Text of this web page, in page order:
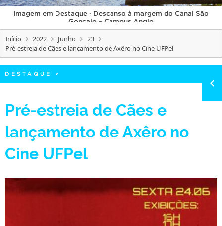
OUVIDORIA
PORTARIAS
TELEFONES
Imagem em Destaque · Descanso à margem do Canal São
Gonçalo – Campus Anglo
Início 2022 Junho
23
Pré-estreia de Cães e lançamento de Axêro no Cine UFPel
DESTAQUE >
Pré-estreia de Cães e
lançamento de Axêro no
Cine UFPel